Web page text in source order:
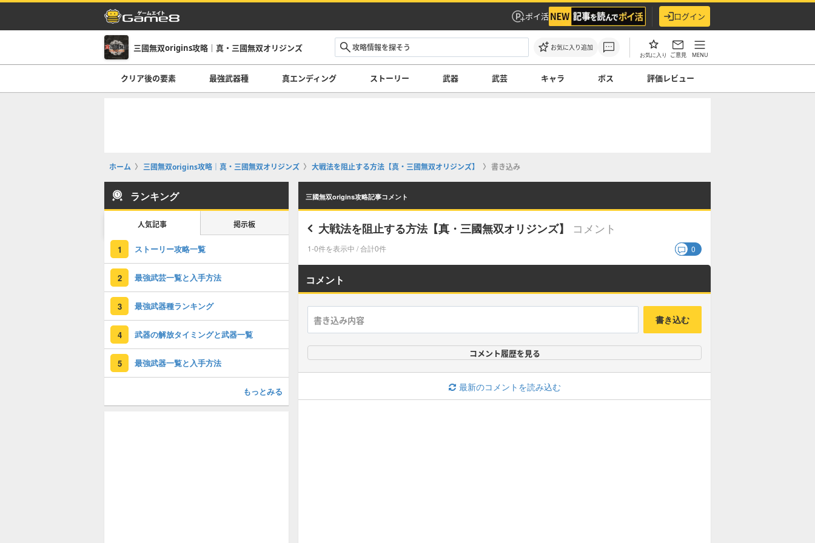
ポイ活 ログイン
三國無双origins攻略｜真・三國無双オリジンズ お気に入り追加
お気に入り ご意見 MENU
クリア後の要素 最強武器種 真エンディング ストーリー 武器 武芸 キャラ ボス 評価レビュー
ホーム 三國無双origins攻略｜真・三國無双オリジンズ 大戦法を阻止する方法【真・三國無双オリジンズ】 書き込み
三國無双origins攻略記事コメント
大戦法を阻止する方法【真・三國無双オリジンズ】 コメント
1-0件を表示中 / 合計0件 0
コメント
書き込む
コメント履歴を見る
最新のコメントを読み込む
ランキング
人気記事 掲示板
1 ストーリー攻略一覧
2 最強武芸一覧と入手方法
3 最強武器種ランキング
4 武器の解放タイミングと武器一覧
5 最強武器一覧と入手方法
もっとみる